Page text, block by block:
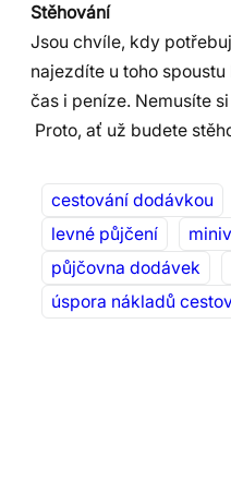
Stěhování
Jsou chvíle, kdy
najezdíte u toho
čas i peníze. Nemusíte
Proto, ať už budete
cestování dodávkou
levné půjčení
půjčovna dodávek
úspora nákladů